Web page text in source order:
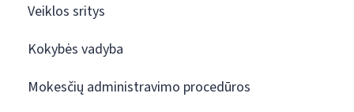
Veiklos sritys
Kokybės vadyba
Mokesčių administravimo procedūros